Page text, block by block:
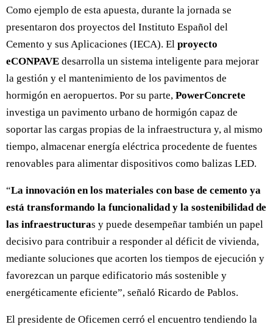
Como ejemplo de esta apuesta, durante la jornada se
presentaron dos proyectos del Instituto Español del
Cemento y sus Aplicaciones (IECA). El proyecto
eCONPAVE desarrolla un sistema inteligente para mejorar
la gestión y el mantenimiento de los pavimentos de
hormigón en aeropuertos. Por su parte, PowerConcrete
investiga un pavimento urbano de hormigón capaz de
soportar las cargas propias de la infraestructura y, al mismo
tiempo, almacenar energía eléctrica procedente de fuentes
renovables para alimentar dispositivos como balizas LED.
“La innovación en los materiales con base de cemento ya
está transformando la funcionalidad y la sostenibilidad de
las infraestructuras y puede desempeñar también un papel
decisivo para contribuir a responder al déficit de vivienda,
mediante soluciones que acorten los tiempos de ejecución y
favorezcan un parque edificatorio más sostenible y
energéticamente eficiente”, señaló Ricardo de Pablos.
El presidente de Oficemen cerró el encuentro tendiendo la